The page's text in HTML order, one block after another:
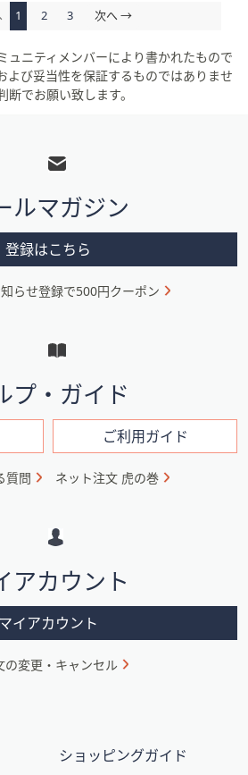
1 2 3 次へ →
ュニティメンバーにより書かれたもので
よび妥当性を保証するものではありませ
でお願い致します。
ルマガジン
登録はこちら
らせ登録で500円クーポン
プ・ガイド
ご利用ガイド
質問 ネット注文 虎の巻
アカウント
マイアカウント
の変更・キャンセル
ショッピングガイド